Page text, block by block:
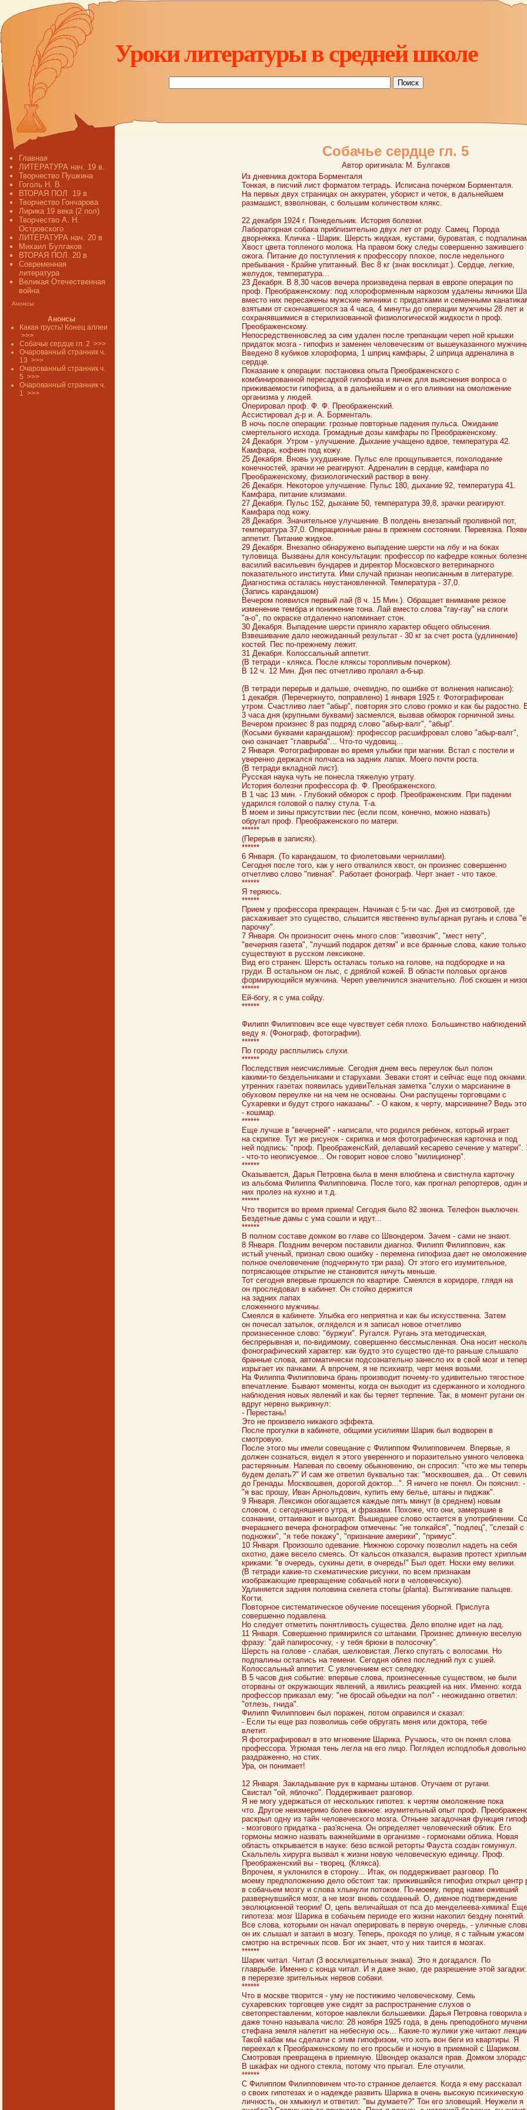
Уроки литературы в средней школе
Главная
ЛИТЕРАТУРА нач. 19 в.
Творчество Пушкина
Гоголь Н. В.
ВТОРАЯ ПОЛ. 19 в
Творчество Гончарова
Лирика 19 века (2 пол)
Творчество А. Н.
Островского
ЛИТЕРАТУРА нач. 20 в
Михаил Булгаков
ВТОРАЯ ПОЛ. 20 в
Современная
литература
Великая Отечественная
война
Анонсы:
Анонсы
Какая грусть! Конец аллеи
>>>
Собачье сердце гл. 2 >>>
Очарованный странник ч.
13 >>>
Очарованный странник ч.
5 >>>
Очарованный странник ч.
1 >>>
Собачье сердце гл. 5
Автор оригинала: М. Булгаков
Из дневника доктора Борменталя
Тонкая, в писчий лист форматом тетрадь. Исписана почерком Борменталя.
На первых двух страницах он аккуратен, уборист и четок, в дальнейшем
размашист, взволнован, с большим количеством клякс.
22 декабря 1924 г. Понедельник. История болезни.
Лабораторная собака приблизительно двух лет от роду. Самец. Порода
дворняжка. Кличка - Шарик. Шерсть жидкая, кустами, буроватая, с
Хвост цвета топленого молока. На правом боку следы совершенно зажившего
ожога. Питание до поступления к профессору плохое, после недельного
пребывания - Крайне упитанный. Вес 8 кг (знак восклицат.). Сердце, легкие,
желудок, температура...
23 Декабря. В 8,30 часов вечера произведена первая в европе операция по
проф. Преображенскому: под хлороформенным наркозом удалены яичники
вместо них пересажены мужские яичники с придатками и семенными
взятыми от скончавшегося за 4 часа, 4 минуты до операции мужчины 28 лет и
сохранявшимися в стерилизованной физиологической жидкости п проф.
Преображенскому.
Непосредственновслед за сим удален после трепанации череп ной крышки
придаток мозга - гипофиз и заменен человеческим от вышеуказанного
Введено 8 кубиков хлороформа, 1 шприц камфары, 2 шприца адреналина в
сердце.
Показание к операции: постановка опыта Преображенского с
комбинированной пересадкой гипофиза и яичек для выяснения вопроса о
приживаемости гипофиза, а в дальнейшем и о его влиянии на омоложение
организма у людей.
Оперировал проф. Ф. Ф. Преображенский.
Ассистировал д-р и. А. Борменталь.
В ночь после операции: грозные повторные падения пульса. Ожидание
смертельного исхода. Громадные дозы камфары по Преображенскому.
24 Декабря. Утром - улучшение. Дыхание учащено вдвое, температура 42.
Камфара, кофеин под кожу.
25 Декабря. Вновь ухудшение. Пульс еле прощупывается, похолодание
конечностей, зрачки не реагируют. Адреналин в сердце, камфара по
Преображенскому, физиологический раствор в вену.
26 Декабря. Некоторое улучшение. Пульс 180, дыхание 92, температура 41.
Камфара, питание клизмами.
27 Декабря. Пульс 152, дыхание 50, температура 39,8, зрачки реагируют.
Камфара под кожу.
28 Декабря. Значительное улучшение. В полдень внезапный проливной пот,
температура 37,0. Операционные раны в прежнем состоянии. Перевязка.
аппетит. Питание жидкое.
29 Декабря. Внезапно обнаружено выпадение шерсти на лбу и на боках
туловища. Вызваны для консультации: профессор по кафедре кожных
василий васильевич бундарев и директор Московского ветеринарного
показательного института. Ими случай признан неописанным в литературе.
Диагностика осталась неустановленной. Температура - 37,0.
(Запись карандашом)
Вечером появился первый лай (8 ч. 15 Мин.). Обращает внимание резкое
изменение тембра и понижение тона. Лай вместо слова "гау-гау" на слоги
"а-о", по окраске отдаленно напоминает стон.
30 Декабря. Выпадение шерсти приняло характер общего облысения.
Взвешивание дало неожиданный результат - 30 кг за счет роста (удлинение)
костей. Пес по-прежнему лежит.
31 Декабря. Колоссальный аппетит.
(В тетради - клякса. После кляксы торопливым почерком).
В 12 ч. 12 Мин. Дня пес отчетливо пролаял а-б-ыр.
(В тетради перерыв и дальше, очевидно, по ошибке от волнения написано):
1 декабря. (Перечеркнуто, поправлено) 1 января 1925 г. Фотографирован
утром. Счастливо лает "абыр", повторяя это слово громко и как бы радостно.
3 часа дня (крупными буквами) засмеялся, вызвав обморок горничной зины.
Вечером произнес 8 раз подряд слово "абыр-валг", "абыр".
(Косыми буквами карандашом): профессор расшифровал слово "абыр-валг",
оно означает "главрыба"... Что-то чудовищ...
2 Января. Фотографирован во время улыбки при магнии. Встал с постели и
уверенно держался полчаса на задних лапах. Моего почти роста.
(В тетради вкладной лист).
Русская наука чуть не понесла тяжелую утрату.
История болезни профессора ф. Ф. Преображенского.
В 1 час 13 мин. - Глубокий обморок с проф. Преображенским. При падении
ударился головой о палку стула. Т-а.
В моем и зины присутствии пес (если псом, конечно, можно назвать)
обругал проф. Преображенского по матери.
******
(Перерыв в записях).
******
6 Января. (То карандашом, то фиолетовыми чернилами).
Сегодня после того, как у него отвалился хвост, он произнес совершенно
отчетливо слово "пивная". Работает фонограф. Черт знает - что такое.
******
Я теряюсь.
******
Прием у профессора прекращен. Начиная с 5-ти час. Дня из смотровой, где
расхаживает это существо, слышится явственно вульгарная ругань и слова
парочку".
7 Января. Он произносит очень много слов: "извозчик", "мест нету",
"вечерняя газета", "лучший подарок детям" и все бранные слова, какие только
существуют в русском лексиконе.
Вид его странен. Шерсть осталась только на голове, на подбородке и на
груди. В остальном он лыс, с дряблой кожей. В области половых органов
формирующийся мужчина. Череп увеличился значительно. Лоб скошен и
******
Ей-богу, я с ума сойду.
******
Филипп Филиппович все еще чувствует себя плохо. Большинство наблюдений
веду я. (Фонограф, фотографии).
******
По городу расплылись слухи.
******
Последствия неисчислимые. Сегодня днем весь переулок был полон
какими-то бездельниками и старухами. Зеваки стоят и сейчас еще под
утренних газетах появилась удивиТельная заметка "слухи о марсианине в
обуховом переулке ни на чем не основаны. Они распущены торговцами с
Сухаревки и будут строго наказаны". - О каком, к черту, марсианине? Ведь это
- кошмар.
******
Еще лучше в "вечерней" - написали, что родился ребенок, который играет
на скрипке. Тут же рисунок - скрипка и моя фотографическая карточка и под
ней подпись: "проф. ПреображенсКий, делавший кесарево сечение у матери".
- что-то неописуемое... Он говорит новое слово "милиционер".
******
Оказывается, Дарья Петровна была в меня влюблена и свистнула карточку
из альбома Филиппа Филипповича. После того, как прогнал репортеров, один
них пролез на кухню и т.д.
******
Что творится во время приема! Сегодня было 82 звонка. Телефон выключен.
Бездетные дамы с ума сошли и идут...
******
В полном составе домком во главе со Швондером. Зачем - сами не знают.
8 Января. Поздним вечером поставили диагноз. Филипп Филиппович, как
истый ученый, признал свою ошибку - перемена гипофиза дает не
полное очеловечение (подчеркнуто три раза). От этого его изумительное,
потрясающее открытие не становится ничуть меньше.
Тот сегодня впервые прошелся по квартире. Смеялся в коридоре, глядя на
он проследовал в кабинет. Он стойко держится
на задних лапах
сложенного мужчины.
Смеялся в кабинете. Улыбка его неприятна и как бы искусственна. Затем
он почесал затылок, огляделся и я записал новое отчетливо
произнесенное слово: "буржуи". Ругался. Ругань эта методическая,
беспрерывная и, по-видимому, совершенно бессмысленная. Она носит
фонографический характер: как будто это существо где-то раньше слышало
бранные слова, автоматически подсознательно занесло их в свой мозг и
изрыгает их пачками. А впрочем, я не психиатр, черт меня возьми.
На Филиппа Филипповича брань производит почему-то удивительно тягостное
впечатление. Бывают моменты, когда он выходит из сдержанного и холодного
наблюдения новых явлений и как бы теряет терпение. Так, в момент ругани он
вдруг нервно выкрикнул:
- Перестань!
Это не произвело никакого эффекта.
После прогулки в кабинете, общими усилиями Шарик был водворен в
смотровую.
После этого мы имели совещание с Филиппом Филипповичем. Впервые, я
должен сознаться, видел я этого уверенного и поразительно умного человека
растерянным. Напевая по своему обыкновению, он спросил: "что же мы теперь
будем делать?" И сам же ответил буквально так: "москвошвея, да... От
до Гренады. Москвошвея, дорогой доктор...". Я ничего не понял. Он пояснил: -
"я вас прошу, Иван Арнольдович, купить ему белье, штаны и пиджак".
9 Января. Лексикон обогащается каждые пять минут (в среднем) новым
словом, с сегодняшнего утра, и фразами. Похоже, что они, замерзшие в
сознании, оттаивают и выходят. Вышедшее слово остается в употреблении. Со
вчерашнего вечера фонографом отмечены: "не толкайся", "подлец", "слезай с
подножки", "я тебе покажу", "признание америки", "примус".
10 Января. Произошло одевание. Нижнюю сорочку позволил надеть на себя
охотно, даже весело смеясь. От кальсон отказался, выразив протест
криками: "в очередь, сукины дети, в очередь!" Был одет. Носки ему велики.
(В тетради какие-то схематические рисунки, по всем признакам
изображающие превращение собачьей ноги в человеческую).
Удлиняется задняя половина скелета стопы (planta). Вытягивание пальцев.
Когти.
Повторное систематическое обучение посещения уборной. Прислуга
совершенно подавлена.
Но следует отметить понятливость существа. Дело вполне идет на лад.
11 Января. Совершенно примирился со штанами. Произнес длинную веселую
фразу: "дай папиросочку, - у тебя брюки в полосочку".
Шерсть на голове - слабая, шелковистая. Легко спутать с волосами. Но
подпалины остались на темени. Сегодня облез последний пух с ушей.
Колоссальный аппетит. С увлечением ест селедку.
В 5 часов дня событие: впервые слова, произнесенные существом, не были
оторваны от окружающих явлений, а явились реакцией на них. Именно: когда
профессор приказал ему: "не бросай обьедки на пол" - неожиданно ответил:
"отлезь, гнида".
Филипп Филиппович был поражен, потом оправился и сказал:
- Если ты еще раз позволишь себе обругать меня или доктора, тебе
влетит.
Я фотографировал в это мгновение Шарика. Ручаюсь, что он понял слова
профессора. Угрюмая тень легла на его лицо. Поглядел исподлобья довольно
раздраженно, но стих.
Ура, он понимает!
12 Января. Закладывание рук в карманы штанов. Отучаем от ругани.
Свистал "ой, яблочко". Поддерживает разговор.
Я не могу удержаться от нескольких гипотез: к чертям омоложение пока
что. Другое неизмеримо более важное: изумительный опыт проф.
раскрыл одну из тайн человеческого мозга. Отныне загадочная функция
- мозгового придатка - раз'яснена. Он определяет человеческий облик. Его
гормоны можно назвать важнейшими в организме - гормонами облика. Новая
область открывается в науке: безо всякой реторты Фауста создан гомункул.
Скальпель хирурга вызвал к жизни новую человеческую единицу. Проф.
Преображенский вы - творец. (Клякса).
Впрочем, я уклонился в сторону... Итак, он поддерживает разговор. По
моему предположению дело обстоит так: прижившийся гипофиз открыл центр
в собачьем мозгу и слова хлынули потоком. По-моему, перед нами оживший
развернувшийся мозг, а не мозг вновь созданный. О, дивное подтверждение
эволюционной теории! О, цепь величайшая от пса до менделеева-химика!
гипотеза: мозг Шарика в собачьем периоде его жизни накопил бездну понятий.
Все слова, которыми он начал оперировать в первую очередь, - уличные
он их слышал и затаил в мозгу. Теперь, проходя по улице, я с тайным ужасом
смотрю на встречных псов. Бог их знает, что у них таится в мозгах.
******
Шарик читал. Читал (3 восклицательных знака). Это я догадался. По
главрыбе. Именно с конца читал. И я даже знаю, где разрешение этой загадки:
в перерезке зрительных нервов собаки.
******
Что в москве творится - уму не постижимо человеческому. Семь
сухаревских торговцев уже сидят за распространение слухов о
светопреставлении, которое навлекли большевики. Дарья Петровна говорила
даже точно называла число: 28 ноября 1925 года, в день преподобного
стефана земля налетит на небесную ось... Какие-то жулики уже читают
Такой кабак мы сделали с этим гипофизом, что хоть вон беги из квартиры. Я
переехал к Преображенскому по его просьбе и ночую в приемной с Шариком.
Смотровая превращена в приемную. Швондер оказался прав. Домком
В шкафах ни одного стекла, потому что прыгал. Еле отучили.
******
С Филиппом Филипповичем что-то странное делается. Когда я ему рассказал
о своих гипотезах и о надежде развить Шарика в очень высокую психическую
личность, он хмыкнул и ответил: "вы думаете?" Тон его зловещий. Неужели я